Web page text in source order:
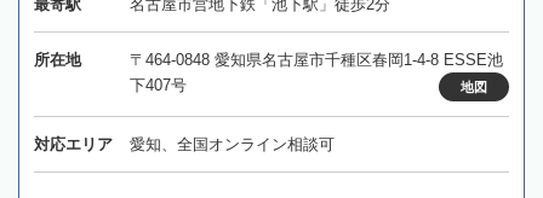
最寄駅 名古屋市営地下鉄「池下駅」徒歩2分
所在地
〒464-0848 愛知県名古屋市千種区春岡1-4-8 ESSE池
下407号
地図
対応エリア 愛知、全国オンライン相談可